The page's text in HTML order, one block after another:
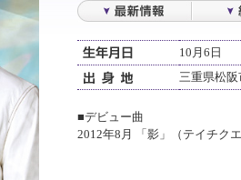
10月6日
三重県松阪
■デビュー曲
2012年8月 「影」（テイチク